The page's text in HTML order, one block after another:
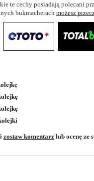
te cechy posiadają polecani
bukmacherach możesz
zostaw komentarz lub ocenę ze